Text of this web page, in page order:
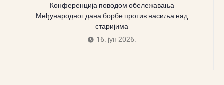
Конференција поводом обележавања
Међународног дана борбе против насиља над
старијима
16. јун 2026.